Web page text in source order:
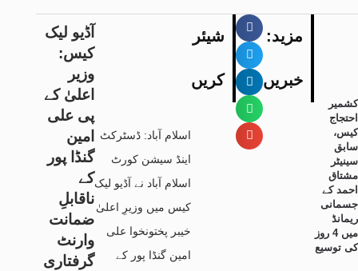
آڈیو لیک
کیس:
وزیر
اعلیٰ کے
پی علی
امین
گنڈا پور
کے
ناقابلِ
ضمانت
وارنٹ
گرفتاری
اسلام آباد: ڈسٹرکٹ
اینڈ سیشن کورٹ
اسلام آباد نے آڈیو لیک
کیس میں وزیرِ اعلیٰ
خیبر پختونخوا علی
امین گنڈا پور کے
شیئر
کریں
:مزید
خبریں
کشمیر
احتجاج
کیس،
سابق
سینیٹر
مشتاق
احمد کے
جسمانی
ریمانڈ
میں 4 روز
کی توسیع